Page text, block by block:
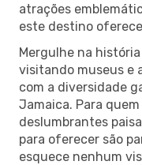
atrações
este destino
Mergulhe na
visitando museus e
com a diversidade
Jamaica. Para
deslumbrantes
para oferecer são
esquece nenhum